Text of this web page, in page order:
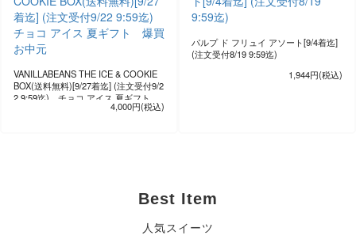
VANILLABEANS THE ICE & COOKIE
BOX(送料無料)[9/27着迄] (注文受付9/2
2 9:59迄) チョコ アイス 夏ギフト
4,000円(税込)
パルプ ド フリュイ アソート[9/4着迄]
(注文受付8/19 9:59迄)
1,944円(税込)
Best Item
人気スイーツ